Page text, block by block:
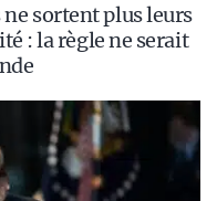
sortent plus leurs
: la règle ne serait